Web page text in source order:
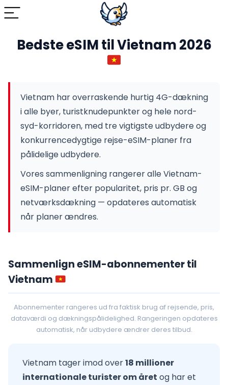
Bedste eSIM til Vietnam 2026
Vietnam har overraskende hurtig 4G-dækning
i alle byer, turistknudepunkter og hele nord-
syd-korridoren, med tre vigtigste udbydere og
konkurrencedygtige rejse-eSIM-planer fra
pålidelige udbydere.
Vores sammenligning rangerer alle Vietnam-
eSIM-planer efter popularitet, pris pr. GB og
netværksdækning — opdateres automatisk
når planer ændres.
Sammenlign eSIM-abonnementer til
Vietnam
Abonnementer rangeres ud fra faktisk brug af rejsende, pris,
dataværdi og dækningspålidelighed. Rangeringen opdateres
automatisk, når udbydere ændrer deres tilbud.
Vietnam tager imod over18 millioner
internationale turister om året og har et